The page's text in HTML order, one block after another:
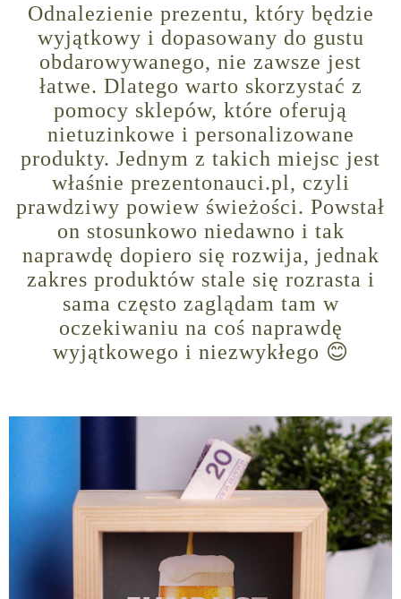
Odnalezienie prezentu, który będzie
wyjątkowy i dopasowany do gustu
obdarowywanego, nie zawsze jest
łatwe. Dlatego warto skorzystać z
pomocy sklepów, które oferują
nietuzinkowe i personalizowane
produkty. Jednym z takich miejsc jest
właśnie prezentonauci.pl, czyli
prawdziwy powiew świeżości. Powstał
on stosunkowo niedawno i tak
naprawdę dopiero się rozwija, jednak
zakres produktów stale się rozrasta i
sama często zaglądam tam w
oczekiwaniu na coś naprawdę
wyjątkowego i niezwykłego 😊